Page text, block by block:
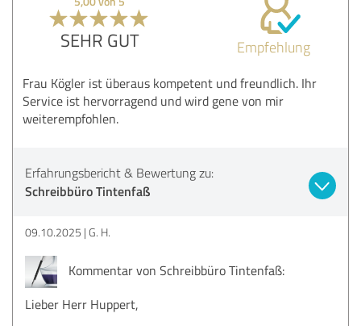
SEHR GUT Empfehlung
Frau Kögler ist überaus kompetent und freundlich. Ihr
Service ist hervorragend und wird gene von mir
weiterempfohlen.
Erfahrungsbericht & Bewertung zu:
Schreibbüro Tintenfaß
09.10.2025 G. H.
Kommentar von Schreibbüro Tintenfaß:
Lieber Herr Huppert,